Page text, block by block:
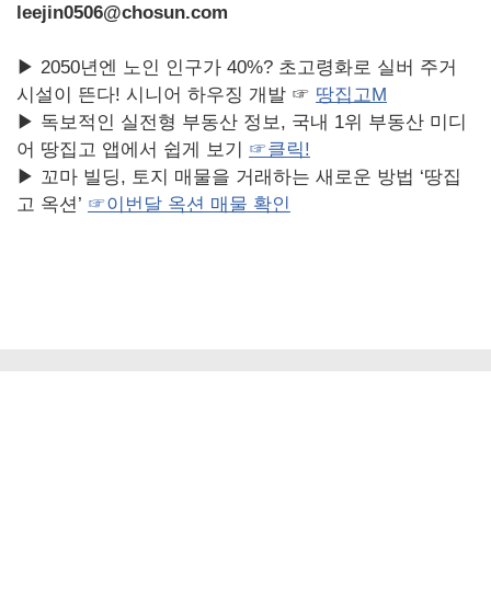
leejin0506@chosun.com
▶ 2050년엔 노인 인구가 40%? 초고령화로 실버 주거
시설이 뜬다! 시니어 하우징 개발 ☞ 땅집고M
▶ 독보적인 실전형 부동산 정보, 국내 1위 부동산 미디
어 땅집고 앱에서 쉽게 보기 ☞클릭!
▶ 꼬마 빌딩, 토지 매물을 거래하는 새로운 방법 ‘땅집
고 옥션’ ☞이번달 옥션 매물 확인